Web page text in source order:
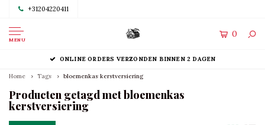
+31204220411
MENU
0
ONLINE ORDERS VERZONDEN BINNEN 2 DAGEN
Home Tags bloemenkas kerstversiering
Producten getagd met bloemenkas
kerstversiering